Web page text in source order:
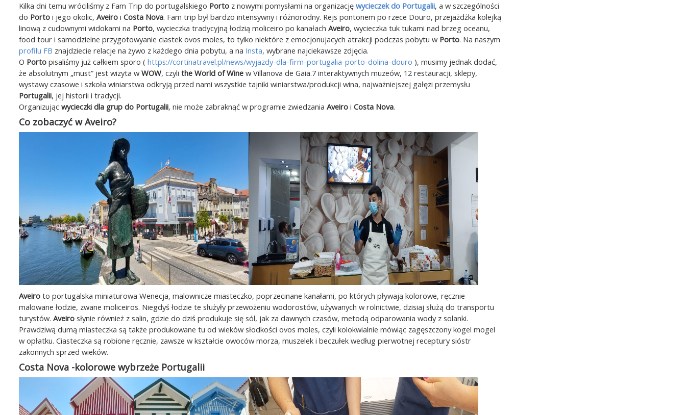
Kilka dni temu wróciliśmy z Fam Trip do portugalskiego Porto z nowymi pomysłami na organizację wycieczek do Portugalii, a w szczególności
do Porto i jego okolic, Aveiro i Costa Nova. Fam trip był bardzo intensywny i różnorodny. Rejs pontonem po rzece Douro, przejażdżka kolejką
linową z cudownymi widokami na Porto, wycieczka tradycyjną łodzią moliceiro po kanałach Aveiro, wycieczka tuk tukami nad brzeg oceanu,
food tour i samodzielne przygotowyanie ciastek ovos moles, to tylko niektóre z emocjonujacych atrakcji podczas pobytu w Porto. Na naszym
profilu FB znajdziecie relacje na żywo z każdego dnia pobytu, a na Insta, wybrane najciekawsze zdjęcia.
O Porto pisaliśmy już całkiem sporo ( https://cortinatravel.pl/news/wyjazdy-dla-firm-portugalia-porto-dolina-douro ), musimy jednak dodać,
że absolutnym „must” jest wizyta w WOW, czyli the World of Wine w Villanova de Gaia.7 interaktywnych muzeów, 12 restauracji, sklepy,
wystawy czasowe i szkoła winiarstwa odkryją przed nami wszystkie tajniki winiarstwa/produkcji wina, najważniejszej gałęzi przemysłu
Portugalii, jej historii i tradycji.
Organizując wycieczki dla grup do Portugalii, nie może zabraknąć w programie zwiedzania Aveiro i Costa Nova.
Co zobaczyć w Aveiro?
Aveiro to portugalska miniaturowa Wenecja, malownicze miasteczko, poprzecinane kanałami, po których pływają kolorowe, ręcznie
malowane łodzie, zwane moliceiros. Niegdyś łodzie te służyły przewożeniu wodorostów, używanych w rolnictwie, dzisiaj służą do transportu
turystów. Aveiro słynie również z salin, gdzie do dziś produkuje się sól, jak za dawnych czasów, metodą odparowania wody z solanki.
Prawdziwą dumą miasteczka są także produkowane tu od wieków słodkości ovos moles, czyli kolokwialnie mówiąc zagęszczony kogel mogel
w opłatku. Ciasteczka są robione ręcznie, zawsze w kształcie owoców morza, muszelek i beczułek według pierwotnej receptury sióstr
zakonnych sprzed wieków.
Costa Nova -kolorowe wybrzeże Portugalii